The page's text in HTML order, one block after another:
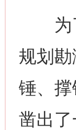
为了
规划
锤、
凿出